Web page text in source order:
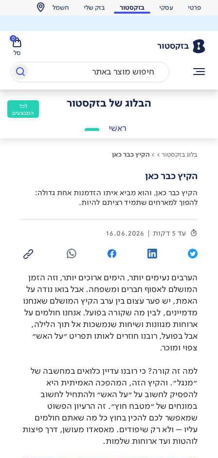
פרטי עסקי בזקסטור בזק שלי חשמל
בזקסטור
סל
0
הבלוג של בזקסטור
לכל
המבצעים
ראשי
בלוג בזקסטור > > הקיץ כבר כאן
הקיץ כבר כאן
הקיץ כבר כאן, והוא מביא איתו הזדמנות אחת גדולה:
להפוך למארחים שתמיד רציתם להיות.
עד 5 דקות 16.06.2026
הערבים נעימים יותר, הימים ארוכים יותר, וזה הזמן
המושלם לאסוף חברים ומשפחה. אבל בואו נודה על
האמת, יש פער עצום בין ערב הקיץ המושלם שאנחנו
מדמיינים, לבין מה שקורה בפועל. אנחנו חולמים על
ארוחות מגוונות ושיחות שנמשכות אל תוך הלילה,
אבל בפועל, רובנו חוזרים לאותו תפריט "על האש"
צפוי ומוכר.
למה זה קורה? כי רובנו עדיין כלואים במחשבה של
"מנגל". והקיץ הזה, המהפכה האמיתית היא
להפסיק לחשוב על "על האש" ולהתחיל לחשוב
במונחים של "מטבח חוץ". זה הרעיון הפשוט
שמאפשר לכם להכין בחוץ כל מה שאתם חולמים
עליו – ולא רק שיפודים. מאסאדו מעושן, דרך פיצות
לוהטות ועד ארוחות שלמות.